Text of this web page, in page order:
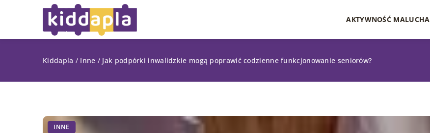
AKTYWNOŚĆ MALUCHA
Kiddapla / Inne / Jak podpórki inwalidzkie mogą poprawić codzienne funkcjonowanie seniorów?
INNE